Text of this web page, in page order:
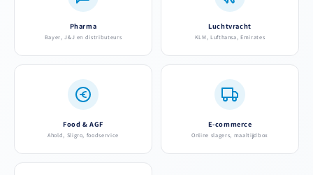
Pharma
Bayer, J&J en distributeurs
Luchtvracht
KLM, Lufthansa, Emirates
Food & AGF
Ahold, Sligro, foodservice
E-commerce
Online slagers, maaltijdbox